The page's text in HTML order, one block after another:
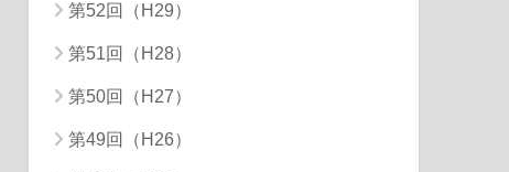
第52回（H29）
第51回（H28）
第50回（H27）
第49回（H26）